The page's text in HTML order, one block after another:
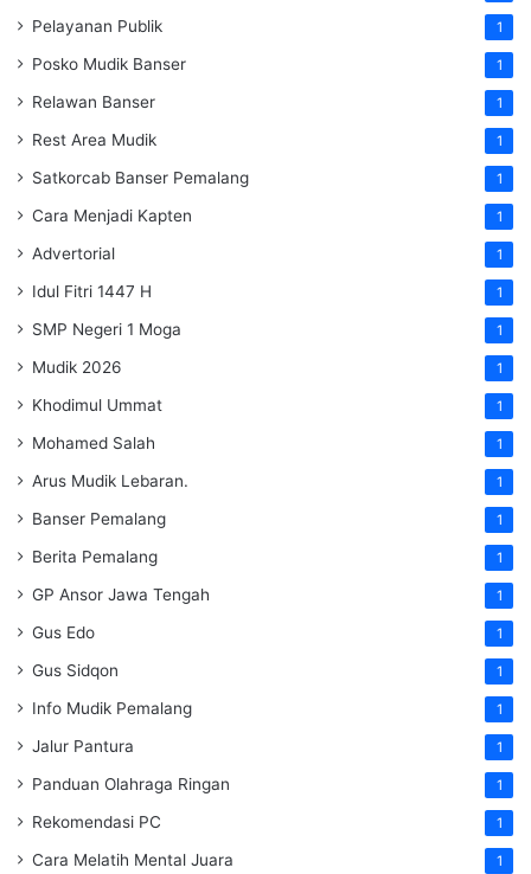
Pelayanan Publik 1
Posko Mudik Banser 1
Relawan Banser 1
Rest Area Mudik 1
Satkorcab Banser Pemalang 1
Cara Menjadi Kapten 1
Advertorial 1
Idul Fitri 1447 H 1
SMP Negeri 1 Moga 1
Mudik 2026 1
Khodimul Ummat 1
Mohamed Salah 1
Arus Mudik Lebaran. 1
Banser Pemalang 1
Berita Pemalang 1
GP Ansor Jawa Tengah 1
Gus Edo 1
Gus Sidqon 1
Info Mudik Pemalang 1
Jalur Pantura 1
Panduan Olahraga Ringan 1
Rekomendasi PC 1
Cara Melatih Mental Juara 1